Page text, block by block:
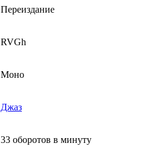
Переиздание
RVGh
Моно
Джаз
33 оборотов в минуту